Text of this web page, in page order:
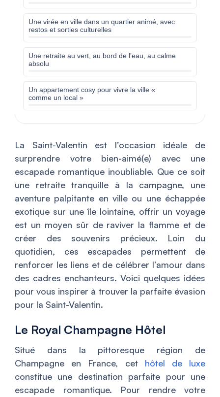
Une virée en ville dans un quartier animé, avec
restos et sorties culturelles
Une retraite au vert, au bord de l’eau, au calme
absolu
Un appartement cosy pour vivre la ville «
comme un local »
La Saint-Valentin est l’occasion idéale de
surprendre votre bien-aimé(e) avec une
escapade romantique inoubliable. Que ce soit
une retraite tranquille à la campagne, une
aventure palpitante en ville ou une échappée
exotique sur une île lointaine, offrir un voyage
est un moyen sûr de raviver la flamme et de
créer des souvenirs précieux. Loin du
quotidien, ces escapades permettent de
renforcer les liens et de célébrer l’amour dans
des cadres enchanteurs. Voici quelques idées
pour vous inspirer à trouver la parfaite évasion
pour la Saint-Valentin.
Le Royal Champagne Hôtel
Situé dans la pittoresque région de
Champagne en France, cet hôtel de luxe
constitue une destination parfaite pour une
escapade romantique. Pour rendre votre